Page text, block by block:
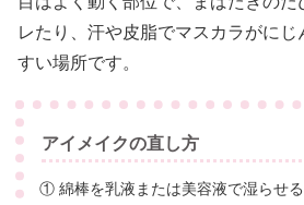
レたり、汗や皮脂でマスカラがに
すい場所です。
アイメイクの直し方
① 綿棒を乳液または美容液で湿らせる